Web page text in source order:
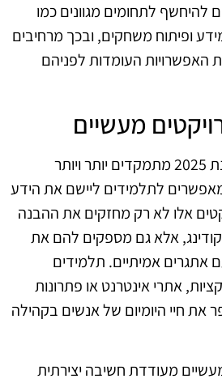
להיחשף לתחומים מגוונים כמו
ופיתוח משחקים, ובכך מרחיבים
האפשרויות העומדות לפניהם
מעשיים
קורסי קודינג לנוער בשנת 2025 מתמקדים יותר ויותר
לתלמידים ליישם את הידע
אלו לא רק מחזקים את ההבנה
אלא גם מספקים להם את
אתגרים אמיתיים. תלמידים
אתרי אינטרנט או פתרונות
את חיי היומיום של אנשים בקהילה
מעודדת חשיבה יצירתית